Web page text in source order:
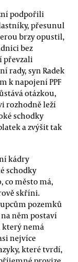
podpořili
přesunul
brzy opustil,
bez
převzali
rady, syn Radek
k napojení PPF
otázkou,
rozhodně leží
schodky
a zvýšit tak
kádry
schodky
co město má,
skříni.
pozemků
něm postaví
nemá
nejvíce
které tvrdí,